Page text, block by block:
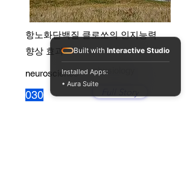
항노화단백질 클로쏘의 인지능력
향상 효과
neuroscience
030
physiology
Built with Interactive Studio
Installed Apps:
• Aura Suite